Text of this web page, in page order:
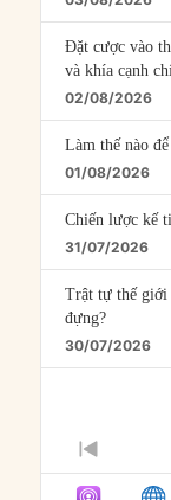
Đặt cược vào
và khía cạnh
02/08/2026
Làm thế nào
01/08/2026
Chiến lược kế
31/07/2026
Trật tự thế giới
đựng?
30/07/2026